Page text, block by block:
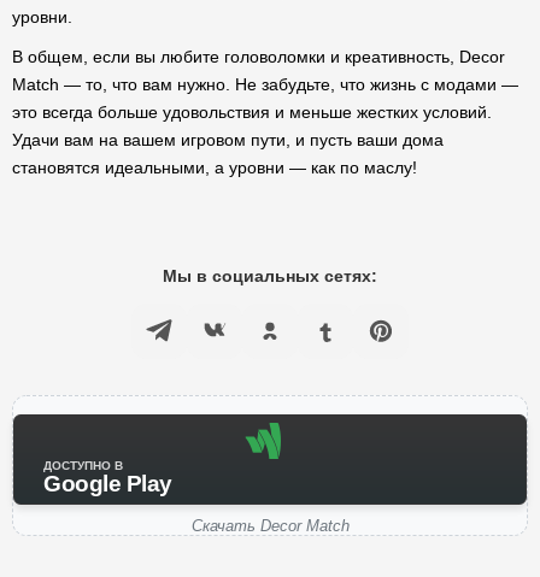
уровни.
В общем, если вы любите головоломки и креативность, Decor
Match — то, что вам нужно. Не забудьте, что жизнь с модами —
это всегда больше удовольствия и меньше жестких условий.
Удачи вам на вашем игровом пути, и пусть ваши дома
становятся идеальными, а уровни — как по маслу!
Мы в социальных сетях:
ДОСТУПНО В
Google Play
Скачать Decor Match